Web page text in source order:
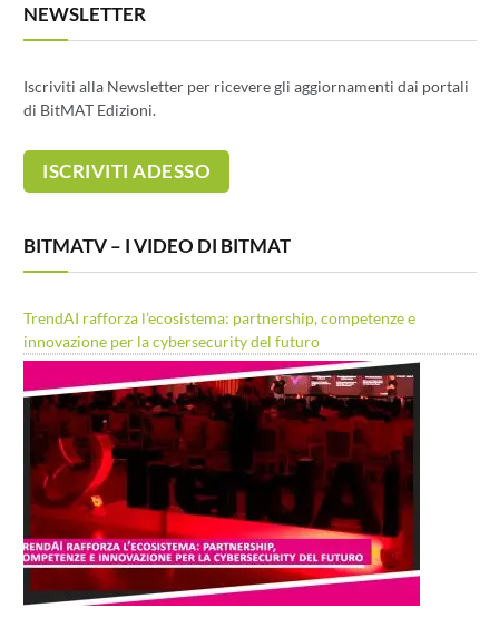
NEWSLETTER
Iscriviti alla Newsletter per ricevere gli aggiornamenti dai portali
di BitMAT Edizioni.
BITMATV – I VIDEO DI BITMAT
TrendAI rafforza l’ecosistema: partnership, competenze e
innovazione per la cybersecurity del futuro